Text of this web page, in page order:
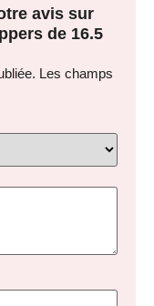
avis sur
de 16.5
Les champs